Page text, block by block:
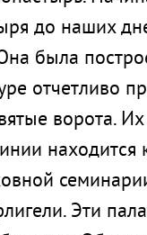
до наших
была
отчетливо
ворота.
находится
Эти